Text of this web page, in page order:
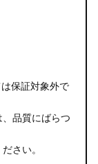
保証対象外で
品質にばらつ
さい。